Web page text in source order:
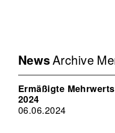
Menu
Association
EN
2nd
Level
NewsArchive
Ermäßigte
2024
06.06.2024